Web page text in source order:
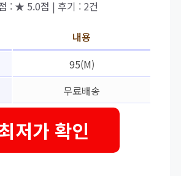
: ★ 5.0점 | 후기 : 2건
내용
95(M)
무료배송
저가 확인